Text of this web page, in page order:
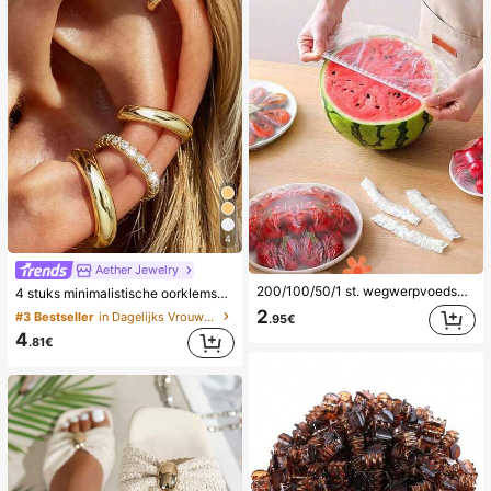
4
Aether Jewelry
4 stuks minimalistische oorklemset met kubische zirkonia - kan gestapeld worden, geen piercing nodig, geschikt voor dagelijks kantoorwear (4 stuks set, niet 4 paar), cadeau voor haar
#3 Bestseller in Dagelijks Vrouwen Oorbellen
4.81€
200/100/50/1 st. wegwerpvoedselfoliehoezen, douchekophoezen, multifunctionele wegwerpkrimpzakken, wegwerpschoenhoezen, verdikte keukenfolie, huishoudelijke koelkastvoedselbewaarhoezen, elastische stretchhoezen, dagelijks gebruik
2.95€